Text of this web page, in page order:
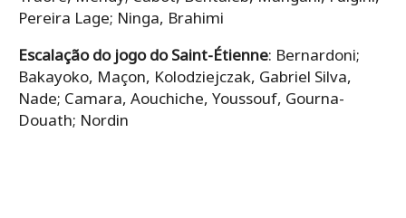
Pereira Lage; Ninga, Brahimi
Escalação do jogo do Saint-Étienne: Bernardoni;
Bakayoko, Maçon, Kolodziejczak, Gabriel Silva,
Nade; Camara, Aouchiche, Youssouf, Gourna-
Douath; Nordin